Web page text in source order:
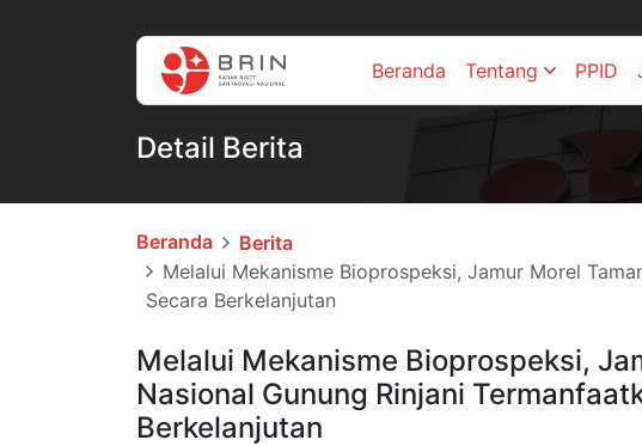
Beranda Tentang PPID
Detail Berita
Beranda
Berita
Melalui Mekanisme Bioprospeksi, Jamur Morel
Secara Berkelanjutan
Melalui Mekanisme Bioprospeksi,
Nasional Gunung Rinjani
Berkelanjutan